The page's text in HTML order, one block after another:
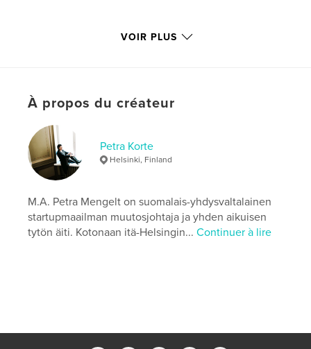
Caractéristiques et détails
Format choisi:20×25 cm
# de pages:
ISBN
Couverture souple: 9789528814948
Date de publication:
LangueFinnish
Mots-clés
VOIR PLUS
À propos du créateur
Petra Korte
Helsinki, Finland
M.A. Petra Mengelt on suomalais-yhdysvaltalainen
startupmaailman muutosjohtaja ja yhden aikuisen
tytön äiti. Kotonaan itä-Helsingin...Continuer à lire